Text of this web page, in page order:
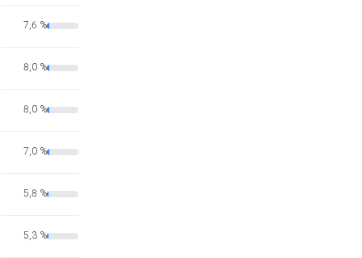
7,6 %
8,0 %
8,0 %
7,0 %
5,8 %
5,3 %